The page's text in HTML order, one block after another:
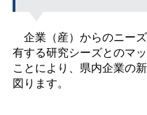
企業（産）からのニー
有する研究シーズとのマ
ことにより、県内企業の
図ります。